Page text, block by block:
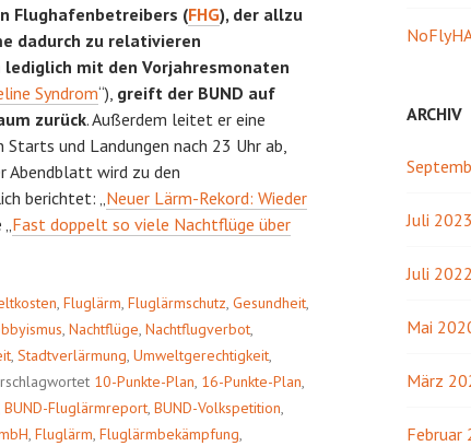
Flughafenbetreibers (FHG), der allzu
dadurch zu relativieren
mit den Vorjahresmonaten
Syndrom“), greift der BUND auf
zurück. Außerdem leitet er eine
und Landungen nach 23 Uhr ab,
Abendblatt wird zu den
berichtet: „Neuer Lärm-Rekord: Wieder
Fast doppelt so viele Nachtflüge über
, Fluglärm, Fluglärmschutz, Gesundheit,
, Nachtflüge, Nachtflugverbot,
, Stadtverlärmung, Umweltgerechtigkeit,
10-Punkte-Plan, 16-Punkte-Plan,
BUND-Fluglärmreport, BUND-Volkspetition,
, Fluglärm, Fluglärmbekämpfung,
ARCHIV
Juli 2023
Juli 2022
Mai
März
Februar